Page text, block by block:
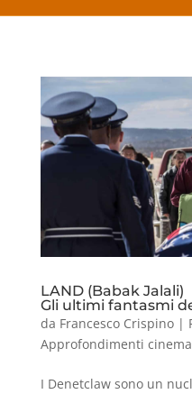
LAND (Babak Jalali)
Gli ultimi fantasmi
da Francesco Crispino|
Approfondimenti cinema
I Denetclaw sono un